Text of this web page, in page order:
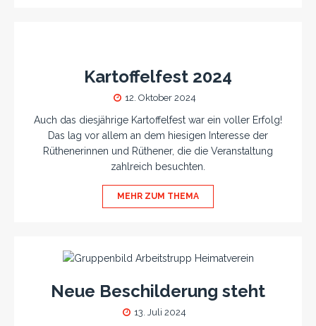
Kartoffelfest 2024
12. Oktober 2024
Auch das diesjährige Kartoffelfest war ein voller Erfolg!
Das lag vor allem an dem hiesigen Interesse der
Rüthenerinnen und Rüthener, die die Veranstaltung
zahlreich besuchten.
MEHR ZUM THEMA
Neue Beschilderung steht
13. Juli 2024